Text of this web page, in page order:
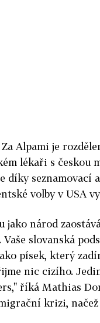
Za Alpami je
lékaři s českou
díky
volby v USA
jako národ
Vaše slovanská
písek, který
nic cizího.
říká Mathias
krizi,